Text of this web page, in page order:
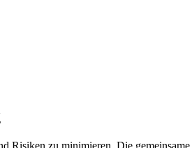
Risiken zu minimieren. Die gemeinsame